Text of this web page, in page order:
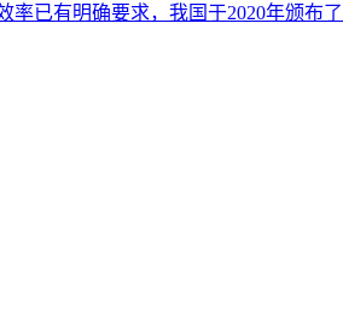
已有明确要求，我国于2020年颁布